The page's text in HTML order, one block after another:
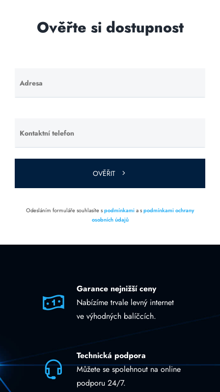
Ověřte si dostupnost
Adresa
Ponechte
toto pole
Kontaktní telefon
Ponechte
toto pole
prázdné.
OVĚŘIT
Odesláním formuláře souhlasíte spodmínkamia spodmínkami ochrany
osobních údajů
Garance nejnižší ceny
Nabízíme trvale levný internet
ve výhodných balíčcích.
Technická podpora
Můžete se spolehnout na online
podporu 24/7.